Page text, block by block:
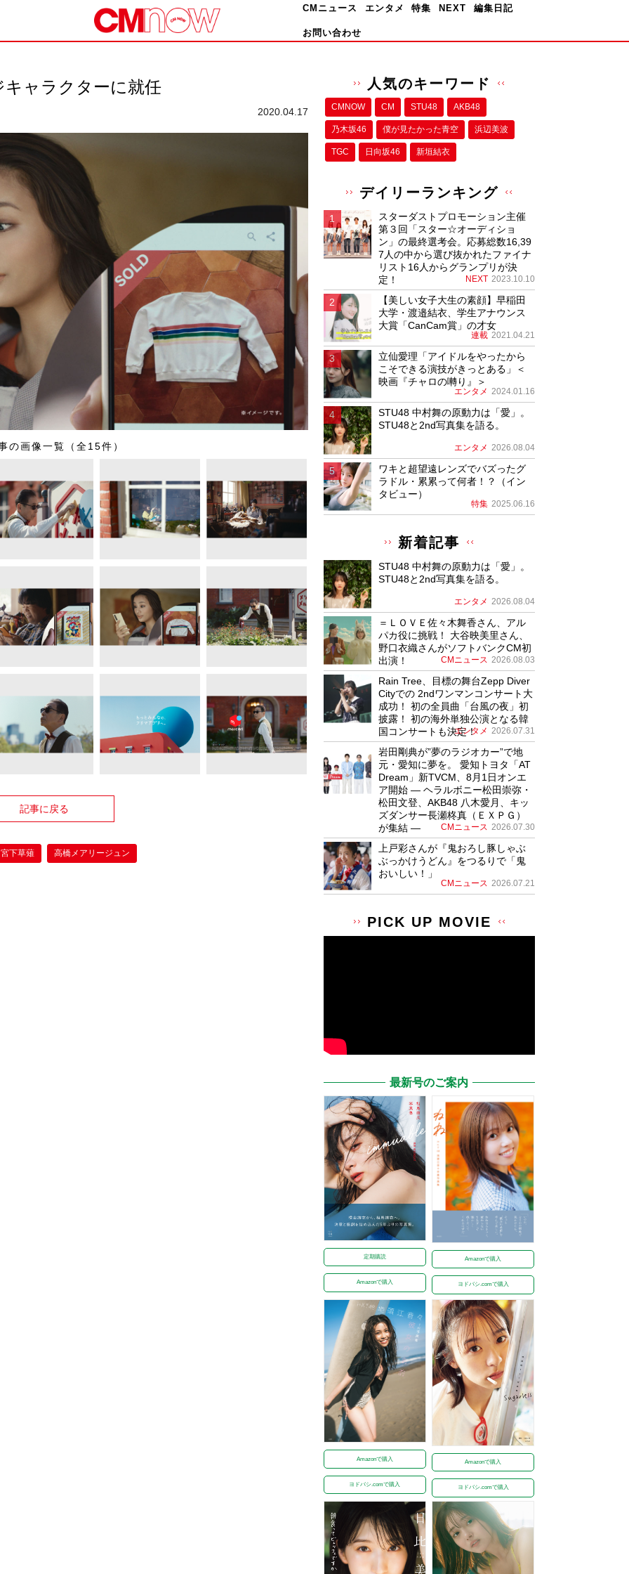
CMニュース エンタメ 特集 NEXT 編集日記
お問い合わせ
ャラクターに就任
2020.04.17
の画像一覧（全15件）
記事に戻る
宮下草薙 高橋メアリージュン
人気のキーワード
CMNOW CM STU48 AKB48
乃木坂46 僕が⾒たかった⻘空 浜辺美波
TGC 日向坂46 新垣結衣
デイリーランキング
スターダストプロモーション主催
第３回「スター☆オーディショ
ン」の最終選考会。応募総数16,39
7人の中から選び抜かれたファイナ
リスト16人からグランプリが決
定！
NEXT 2023.10.10
【美しい女子大生の素顔】早稲田
大学・渡邉結衣、学生アナウンス
大賞「CanCam賞」の才女
連載 2021.04.21
立仙愛理「アイドルをやったから
こそできる演技がきっとある」＜
映画『チャロの囀り』＞
エンタメ 2024.01.16
STU48 中村舞の原動力は「愛」。
STU48と2nd写真集を語る。
エンタメ 2026.08.04
ワキと超望遠レンズでバズったグ
ラドル・累累って何者！？（イン
タビュー）
特集 2025.06.16
新着記事
STU48 中村舞の原動力は「愛」。
STU48と2nd写真集を語る。
エンタメ 2026.08.04
＝ＬＯＶＥ佐々木舞香さん、アル
パカ役に挑戦！ 大谷映美里さん、
野口衣織さんがソフトバンクCM初
出演！
CMニュース 2026.08.03
Rain Tree、目標の舞台Zepp Diver
Cityでの 2ndワンマンコンサート大
成功！ 初の全員曲「台風の夜」初
披露！ 初の海外単独公演となる韓
国コンサートも決定！
エンタメ 2026.07.31
岩田剛典が”夢のラジオカー”で地
元・愛知に夢を。 愛知トヨタ「AT
Dream」新TVCM、8月1日オンエ
ア開始 ― ヘラルボニー松田崇弥・
松田文登、AKB48 八木愛月、キッ
ズダンサー長瀬柊真（ＥＸＰＧ）
が集結 ―
CMニュース 2026.07.30
上戸彩さんが『鬼おろし豚しゃぶ
ぶっかけうどん』をつるりで「鬼
おいしい！」
CMニュース 2026.07.21
PICK UP MOVIE
最新号のご案内
定期購読
Amazonで購入
Amazonで購入
ヨドバシ.comで購入
Amazonで購入
ヨドバシ.comで購入
Amazonで購入
ヨドバシ.comで購入